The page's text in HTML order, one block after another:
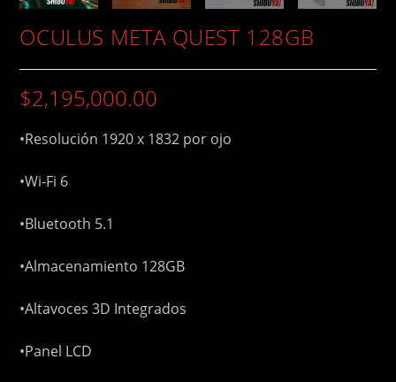
OCULUS META QUEST 128GB
$2,195,000.00
•Resolución 1920 x 1832 por ojo
•Wi-Fi 6
•Bluetooth 5.1
•Almacenamiento 128GB
•Altavoces 3D Integrados
•Panel LCD